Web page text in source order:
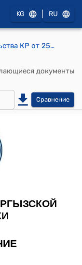
KG RU
Распоряжение Правительства КР от 25 марта 2011 года № 77-р (Об одобрении проекта Договора о предоставлении финансовой поддержки комплексной секторной программы Здравоохранение II между Кыргызской Республикой и Германским Банком Развития)
документы
Сравнение